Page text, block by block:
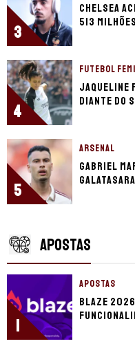
3
Chelsea
513 milhões
4
FUTEBOL
Jaqueline
diante do
5
ARSENAL
Gabriel
APOSTAS
1
APOSTAS
Blaze